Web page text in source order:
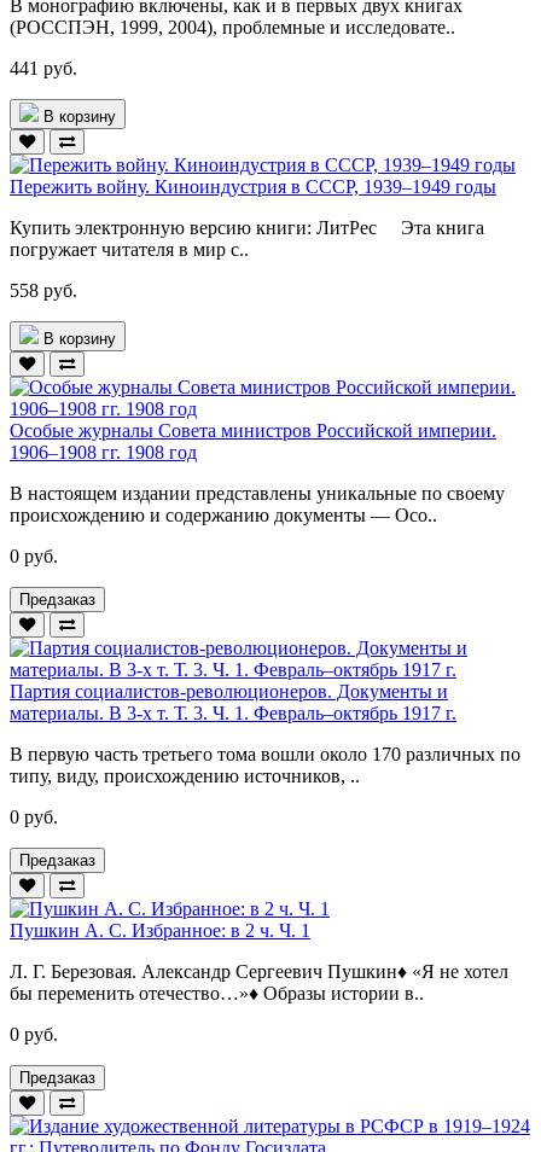
В монографию включены, как и в первых двух книгах
(РОССПЭН, 1999, 2004), проблемные и исследовате..
441 руб.
В корзину
Пережить войну. Киноиндустрия в СССР, 1939–1949 годы
Купить электронную версию книги: ЛитРес Эта книга
погружает читателя в мир с..
558 руб.
В корзину
Особые журналы Совета министров Российской империи.
1906–1908 гг. 1908 год
В настоящем издании представлены уникальные по своему
происхождению и содержанию документы — Осо..
0 руб.
Предзаказ
Партия социалистов-революционеров. Документы и
материалы. В 3-х т. Т. 3. Ч. 1. Февраль–октябрь 1917 г.
В первую часть третьего тома вошли около 170 различных по
типу, виду, происхождению источников, ..
0 руб.
Предзаказ
Пушкин А. С. Избранное: в 2 ч. Ч. 1
Л. Г. Березовая. Александр Сергеевич Пушкин♦ «Я не хотел
бы переменить отечество…»♦ Образы истории в..
0 руб.
Предзаказ